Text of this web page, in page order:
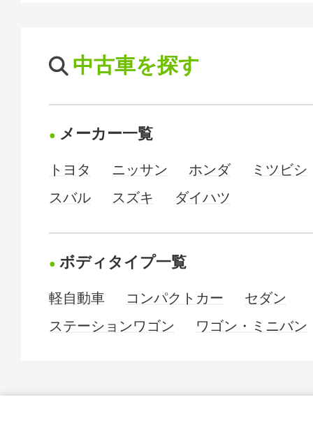
中古車を探す
メーカー一覧
トヨタ ニッサン ホンダ
ミツビシ
スバル
スズキ ダイハツ
ボディタイプ一覧
軽自動車 コンパクトカー
セダン
ステーションワゴン
ワゴン・ミニバン